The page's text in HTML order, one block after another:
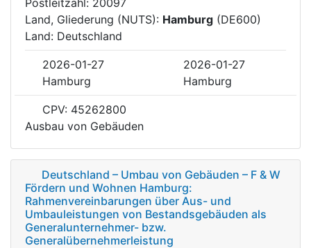
Land, Gliederung (NUTS): Hamburg (DE600)
Land: Deutschland
2026-01-27
2026-01-27
Hamburg
Hamburg
CPV: 45262800
Ausbau von Gebäuden
Deutschland – Umbau von Gebäuden – F & W
Fördern und Wohnen Hamburg:
Rahmenvereinbarungen über Aus- und
Umbauleistungen von Bestandsgebäuden als
Generalunternehmer- bzw.
Generalübernehmerleistung